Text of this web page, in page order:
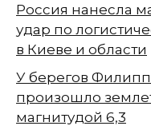
Россия нанесла
удар по
в Киеве и области
У берегов
произошло
магнитудой 6,3